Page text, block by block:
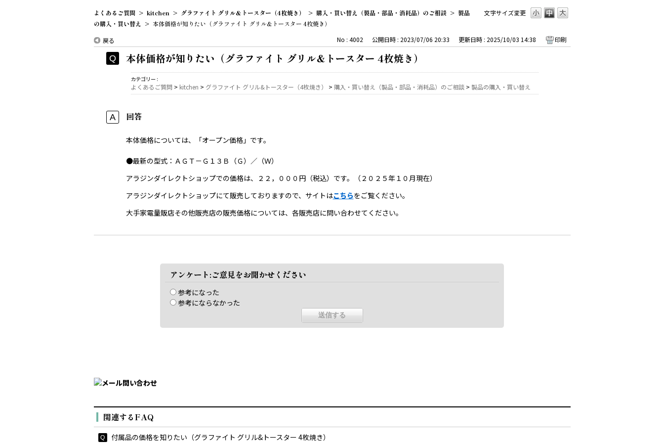
文字サイズ変更
よくあるご質問 > kitchen > グラファイト グリル&トースター（4枚焼き） > 購入・買い替え（製品・部品・消耗品）のご相談 > 製品
の購入・買い替え > 本体価格が知りたい（グラファイト グリル&トースター 4枚焼き）
戻る
No : 4002 公開日時 : 2023/07/06 20:33 更新日時 : 2025/10/03 14:38 印刷
本体価格が知りたい（グラファイト グリル&トースター 4枚焼き）
カテゴリー :
よくあるご質問 > kitchen > グラファイト グリル&トースター（4枚焼き） > 購入・買い替え（製品・部品・消耗品）のご相談> 製品の購入・買い替え
回答
本体価格については、「オープン価格」です。
●最新の型式：ＡＧＴ－Ｇ１３Ｂ（Ｇ）／（Ｗ）
アラジンダイレクトショップでの価格は、２２，０００円（税込）です。（２０２５年１０月現在）
アラジンダイレクトショップにて販売しておりますので、サイトはこちらをご覧ください。
大手家電量販店その他販売店の販売価格については、各販売店に問い合わせてください。
アンケート:ご意見をお聞かせください
参考になった
参考にならなかった
関連するFAQ
付属品の価格を知りたい（グラファイト グリル&トースター 4枚焼き）